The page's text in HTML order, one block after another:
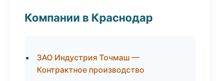
Компании в Краснодар
ЗАО Индустрия Точмаш —
Контрактное производство